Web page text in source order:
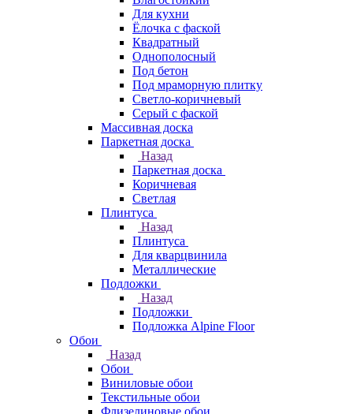
Для кухни
Ёлочка с фаской
Квадратный
Однополосный
Под бетон
Под мраморную плитку
Светло-коричневый
Серый с фаской
Массивная доска
Паркетная доска
Назад
Паркетная доска
Коричневая
Светлая
Плинтуса
Назад
Плинтуса
Для кварцвинила
Металлические
Подложки
Назад
Подложки
Подложка Alpine Floor
Обои
Назад
Обои
Виниловые обои
Текстильные обои
Флизелиновые обои